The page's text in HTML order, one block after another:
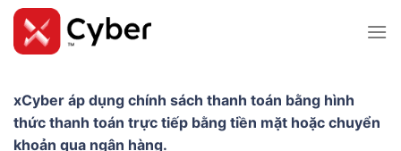
Skip
content
xCyber áp dụng chính sách thanh toán bằng hình
thức thanh toán trực tiếp bằng tiền mặt hoặc chuyển
khoản qua ngân hàng.